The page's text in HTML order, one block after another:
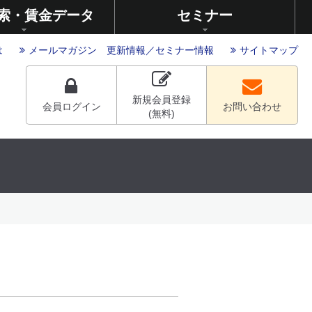
・賃金データ セミナー
メールマガジン 更新情報 ／セミナー情報 サイトマップ
会員ログイン
新規会員登録
(無料)
お問い合わせ